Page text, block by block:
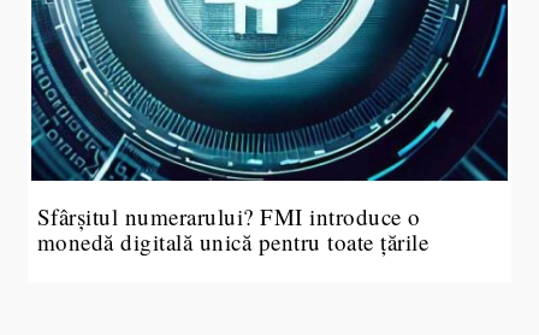
Sfârșitul numerarului? FMI introduce o
monedă digitală unică pentru toate țările